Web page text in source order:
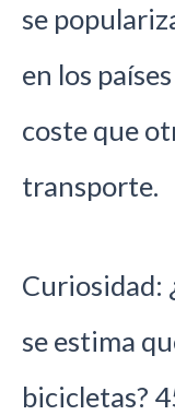
se
en los
coste que
transporte.
Curiosidad:
se estima
bicicletas?